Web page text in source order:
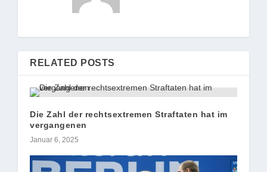
RELATED POSTS
Die Zahl der rechtsextremen Straftaten hat im
vergangenen
Januar 6, 2025